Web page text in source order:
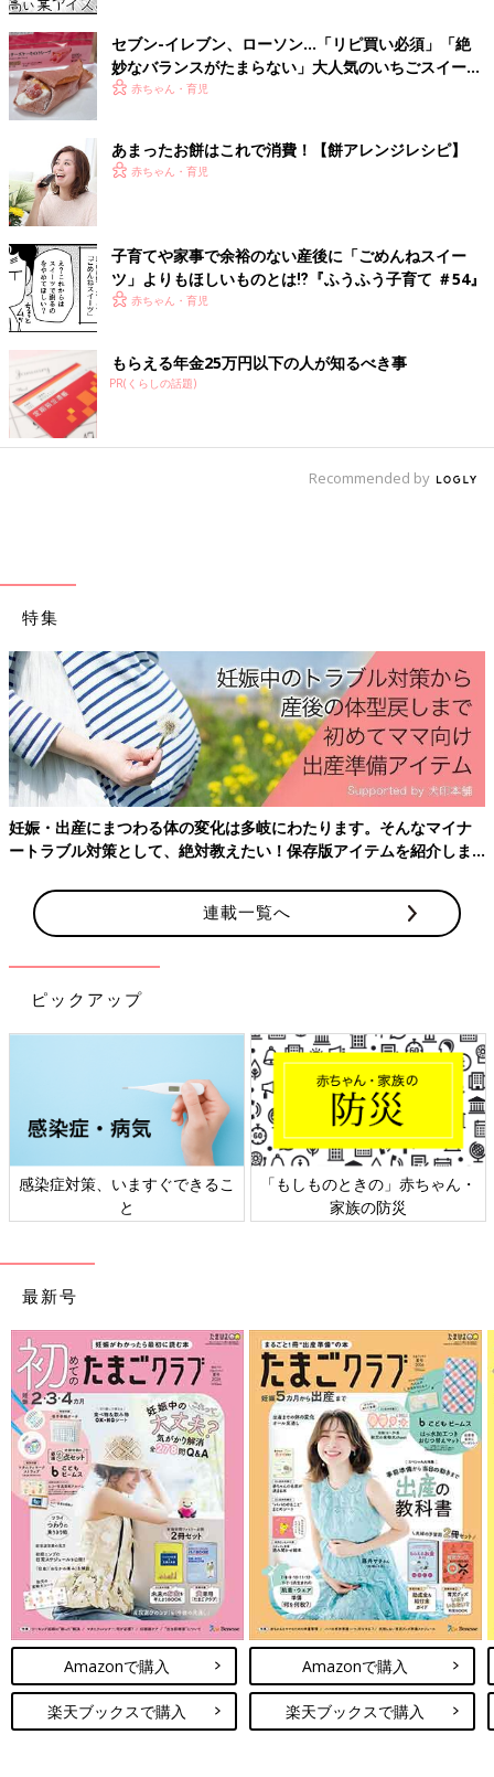
セブン-イレブン、ローソン…「リピ買い必須」「絶
妙なバランスがたまらない」大人気のいちごスイーツ
4選赤ちゃん・育児
あまったお餅はこれで消費！【餅アレンジレシピ】
赤ちゃん・育児
子育てや家事で余裕のない産後に「ごめんねスイー
ツ」よりもほしいものとは⁉︎『ふうふう子育て ＃54』
赤ちゃん・育児
もらえる年金25万円以下の人が知るべき事
PR(くらしの話題)
Recommended by
特集
妊娠・出産にまつわる体の変化は多岐にわたります。そんなマイナ
ートラブル対策として、絶対教えたい！保存版アイテムを紹介しま
連載一覧へ
ピックアップ
感染症対策、いますぐできるこ
と
「もしものときの」赤ちゃん・
家族の防災
最新号
Amazonで購入
楽天ブックスで購入
Amazonで購入
楽天ブックスで購入